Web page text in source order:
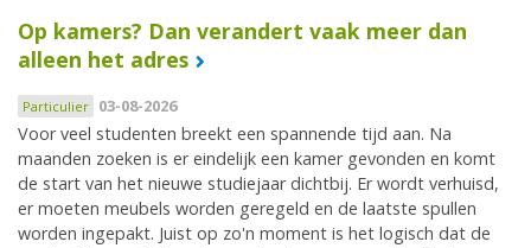
Op kamers? Dan verandert vaak meer dan
alleen het adres
Particulier 03-08-2026
Voor veel studenten breekt een spannende tijd aan. Na
maanden zoeken is er eindelijk een kamer gevonden en komt
de start van het nieuwe studiejaar dichtbij. Er wordt verhuisd,
er moeten meubels worden geregeld en de laatste spullen
worden ingepakt. Juist op zo'n moment is het logisch dat de